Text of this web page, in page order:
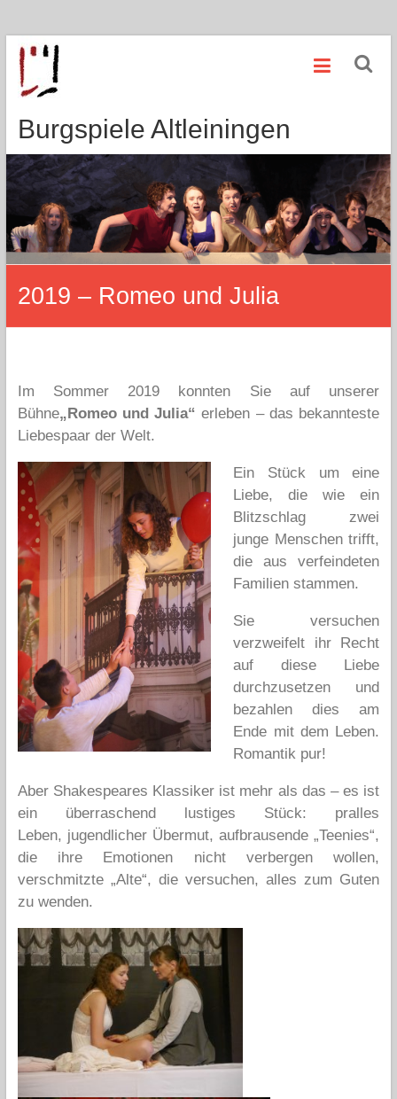
Zum
Inhalt
springen
Burgspiele Altleiningen
2019 – Romeo und Julia
Im Sommer 2019 konnten Sie auf unserer
Bühne„Romeo und Julia“ erleben – das bekannteste
Liebespaar der Welt.
Ein Stück um eine
Liebe, die wie ein
Blitzschlag zwei
junge Menschen trifft,
die aus verfeindeten
Familien stammen.
Sie versuchen
verzweifelt ihr Recht
auf diese Liebe
durchzusetzen und
bezahlen dies am
Ende mit dem Leben.
Romantik pur!
Aber Shakespeares Klassiker ist mehr als das – es ist
ein überraschend lustiges Stück: pralles
Leben, jugendlicher Übermut, aufbrausende „Teenies“,
die ihre Emotionen nicht verbergen wollen,
verschmitzte „Alte“, die versuchen, alles zum Guten
zu wenden.